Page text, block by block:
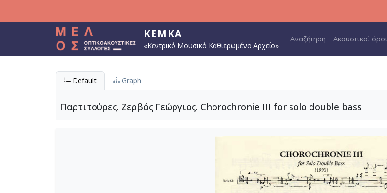
ΚΕΜΚΑ
«Κεντρικό Μουσικό Καθιερωμένο Αρχείο»
Main navigation
Αναζήτηση Ακουστικοί όροι
Default Graph
Παρτιτούρες. Ζερβός Γεώργιος. Chorochronie III for solo double bass